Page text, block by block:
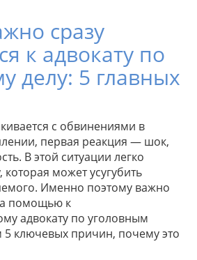
сразу
к адвокату по
делу: 5 главных
с обвинениями в
первая реакция — шок,
В этой ситуации легко
может усугубить
Именно поэтому важно
помощью к
адвокату по уголовным
ключевых причин, почему это